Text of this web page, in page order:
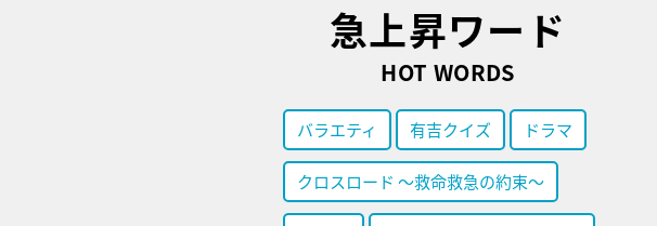
急上昇ワード
HOT WORDS
バラエティ 有吉クイズ ドラマ
クロスロード ～救命救急の約束～